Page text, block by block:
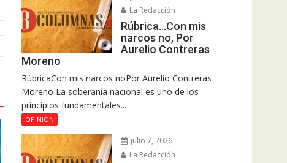
La Redacción
Rúbrica…Con mis
narcos no, Por
Aurelio Contreras
Moreno
RúbricaCon mis narcos noPor Aurelio Contreras
Moreno La soberanía nacional es uno de los
principios fundamentales...
OPINIÓN
julio 7, 2026
La Redacción